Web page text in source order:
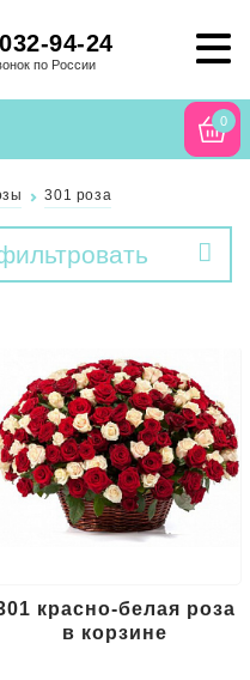
94-24
по России
0
301 роза
красно-белая роза
в корзине